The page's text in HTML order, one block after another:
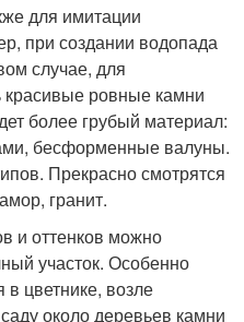
для имитации
при создании водопада
случае, для
ровные камни
более грубый материал:
бесформенные валуны.
Прекрасно смотрятся
гранит.
и оттенков можно
участок. Особенно
в цветнике, возле
около деревьев камни